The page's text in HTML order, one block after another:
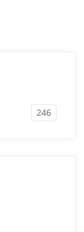
246